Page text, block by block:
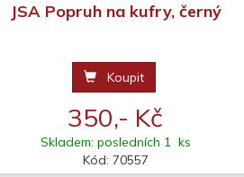
JSA Popruh na kufry, černý
Koupit
350,- Kč
Skladem: posledních 1 ks
Kód: 70557